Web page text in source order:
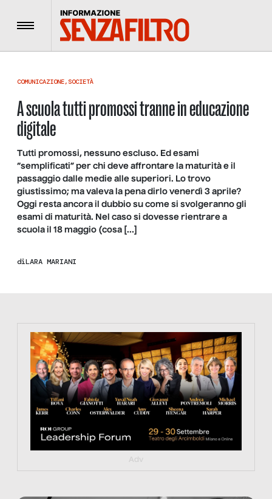
Menu
COMUNICAZIONE, SOCIETÀ
A scuola tutti promossi tranne in educazione
digitale
Tutti promossi, nessuno escluso. Ed esami
“semplificati” per chi deve affrontare la maturità e il
passaggio dalle medie alle superiori. Lo trovo
giustissimo; ma valeva la pena dirlo venerdì 3 aprile?
Oggi resta ancora il dubbio su come si svolgeranno gli
esami di maturità. Nel caso si dovesse rientrare a
scuola il 18 maggio (cosa […]
diLARA MARIANI
https://tinyurl.com/363fvfm9
Adv